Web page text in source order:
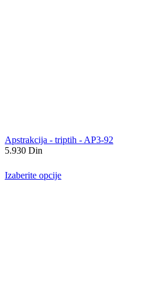
Apstrakcija - triptih - AP3-92
5.930 Din
Izaberite opcije